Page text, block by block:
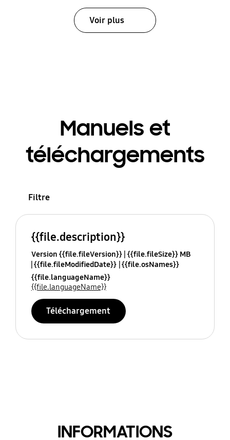
Voir plus
Manuels et
téléchargements
Filtre
{{file.description}}
Version {{file.fileVersion}} {{file.fileSize}} MB
{{file.fileModifiedDate}} {{file.osNames}}
{{file.languageName}}
{{file.languageName}}
Téléchargement
INFORMATIONS